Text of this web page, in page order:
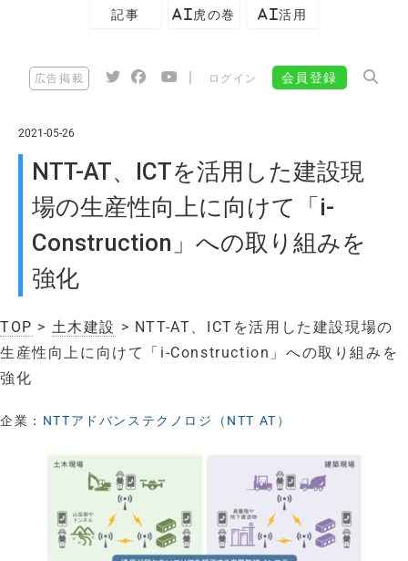
記事 AI虎の巻 AI活用
広告掲載 ログイン 会員登録
2021-05-26
NTT-AT、ICTを活用した建設現
場の生産性向上に向けて「i-
Construction」への取り組みを
強化
TOP > 土木建設 > NTT-AT、ICTを活用した建設現場の
生産性向上に向けて「i-Construction」への取り組みを
強化
企業： NTTアドバンステクノロジ（NTT AT）